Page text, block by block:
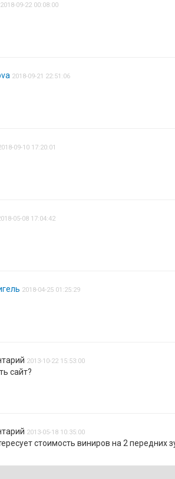
2018-09-22 00:08:00
2018-09-21 22:51:06
09-10 17:20:01
05-08 17:04:42
2018-04-25 01:25:29
2013-10-22 15:53:00
сайт?
2013-05-18 10:35:00
стоимость виниров на 2 передних